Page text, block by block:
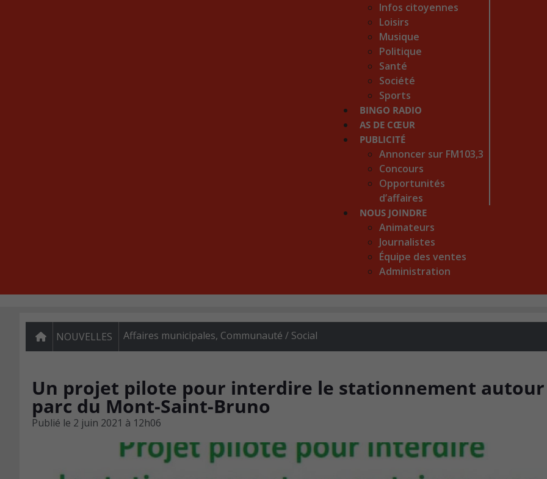
Infos citoyennes
Loisirs
Musique
Politique
Santé
Société
Sports
BINGO RADIO
AS DE CŒUR
PUBLICITÉ
Annoncer sur FM103,3
Concours
Opportunités
d’affaires
NOUS JOINDRE
Animateurs
Journalistes
Équipe des ventes
Administration
NOUVELLES Affaires municipales, Communauté / Social
Un projet pilote pour interdire le stationnement
parc du Mont-Saint-Bruno
Publié le 2 juin 2021 à 12h06